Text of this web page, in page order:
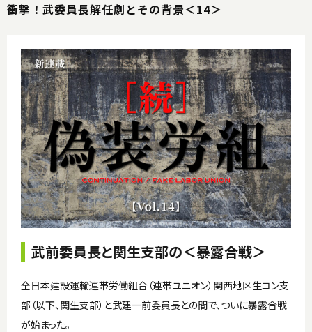
衝撃！武委員長解任劇とその背景＜14＞
武前委員長と関生支部の＜暴露合戦＞
全日本建設運輸連帯労働組合（連帯ユニオン）関西地区生コン支
部（以下、関生支部）と武建一前委員長との間で、ついに暴露合戦
が始まった。